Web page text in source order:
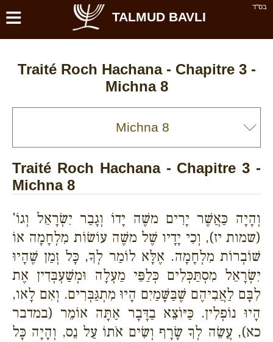
בס''ד ≡ TALMUD BAVLI
Traité Roch Hachana - Chapitre 3 -
Michna 8
Traité Roch Hachana - Chapitre 3 -
Michna 8
וְהָיָה כַּאֲשֶׁר יָרִים משֶׁה יָדוֹ וְגָבַר יִשְׂרָאֵל וְגוֹ'
(שמות יז), וְכִי יָדָיו שֶׁל משֶׁה עוֹשׂוֹת מִלְחָמָה אוֹ
שׁוֹבְרוֹת מִלְחָמָה. אֶלָּא לוֹמַר לְךָ, כָּל זְמַן שֶׁהָיוּ
יִשְׂרָאֵל מִסְתַּכְּלִים כְּלַפֵּי מַעְלָה וּמְשַׁעְבְּדִין אֶת
לִבָּם לַאֲבִיהֶם שֶׁבַּשָּׁמַיִם הָיוּ מִתְגַּבְּרִים. וְאִם לָאו,
הָיוּ נוֹפְלִין. כַּיּוֹצֵא בַדָּבָר אַתָּה אוֹמֵר (במדבר
כא), עֲשֵׂה לְךָ שָׂרָף וְשִׂים אֹתוֹ עַל נֵס, וְהָיָה כָּל